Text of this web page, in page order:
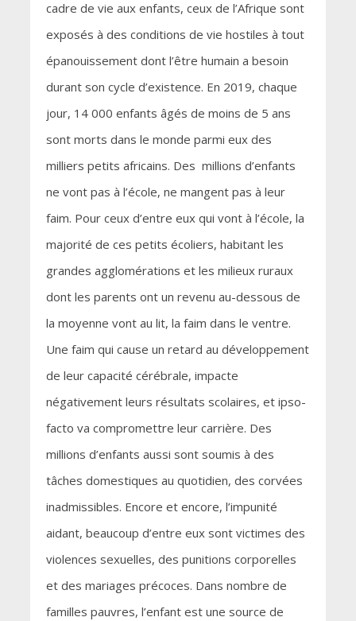
cadre de vie aux enfants, ceux de l’Afrique sont
exposés à des conditions de vie hostiles à tout
épanouissement dont l’être humain a besoin
durant son cycle d’existence. En 2019, chaque
jour, 14 000 enfants âgés de moins de 5 ans
sont morts dans le monde parmi eux des
milliers petits africains. Des millions d’enfants
ne vont pas à l’école, ne mangent pas à leur
faim. Pour ceux d’entre eux qui vont à l’école, la
majorité de ces petits écoliers, habitant les
grandes agglomérations et les milieux ruraux
dont les parents ont un revenu au-dessous de
la moyenne vont au lit, la faim dans le ventre.
Une faim qui cause un retard au développement
de leur capacité cérébrale, impacte
négativement leurs résultats scolaires, et ipso-
facto va compromettre leur carrière. Des
millions d’enfants aussi sont soumis à des
tâches domestiques au quotidien, des corvées
inadmissibles. Encore et encore, l’impunité
aidant, beaucoup d’entre eux sont victimes des
violences sexuelles, des punitions corporelles
et des mariages précoces. Dans nombre de
familles pauvres, l’enfant est une source de